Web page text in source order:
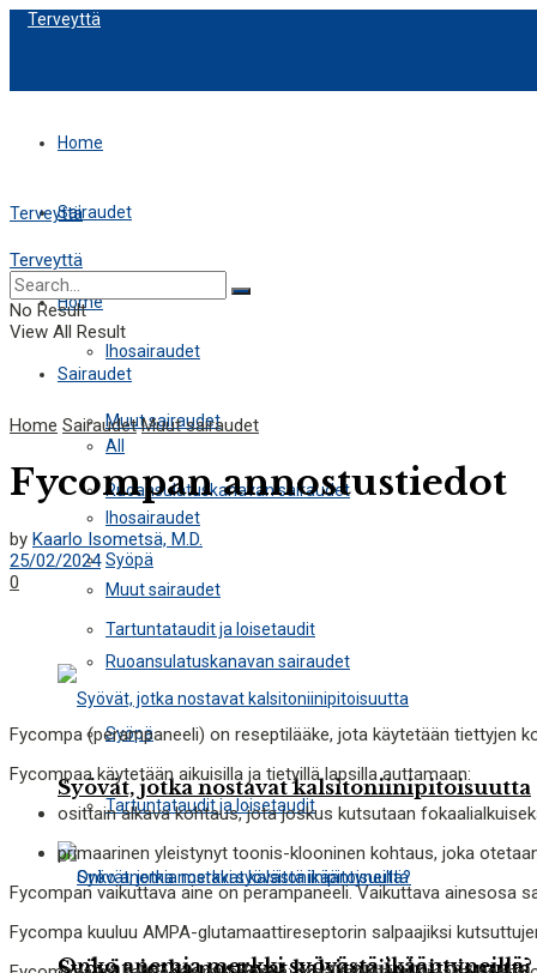
Terveyttä
Home
Sairaudet
Ihosairaudet
Muut sairaudet
Ruoansulatuskanavan sairaudet
Syöpä
Tartuntataudit ja loisetaudit
Syövät, jotka nostavat kalsitoniinipitoisuutta
Onko anemia merkki syövästä ikääntyneillä?
Terveyttä
Home
Sairaudet
All
Ihosairaudet
Muut sairaudet
Ruoansulatuskanavan sairaudet
Syöpä
Tartuntataudit ja loisetaudit
Terveyttä
No Result
View All Result
Home Sairaudet Muut sairaudet
Fycompan annostustiedot
by Kaarlo Isometsä, M.D.
25/02/2024
0
Fycompa (perampaneeli) on reseptilääke, jota käytetään tiettyjen
Fycompaa käytetään aikuisilla ja tietyillä lapsilla auttamaan:
osittain alkava kohtaus, jota joskus kutsutaan
primaarinen yleistynyt toonis-klooninen kohtaus, joka
Fycompan vaikuttava aine on perampaneeli. Vaikuttava ainesosa
Fycompa kuuluu AMPA-glutamaattireseptorin salpaajiksi